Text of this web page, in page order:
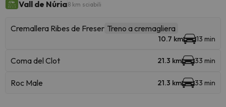
Vall de Núria8 km sciabili
Cremallera Ribes de Freser Treno a cremagliera
10.7 km 13 min
Coma del Clot 21.3 km 33 min
Roc Male 21.3 km 33 min